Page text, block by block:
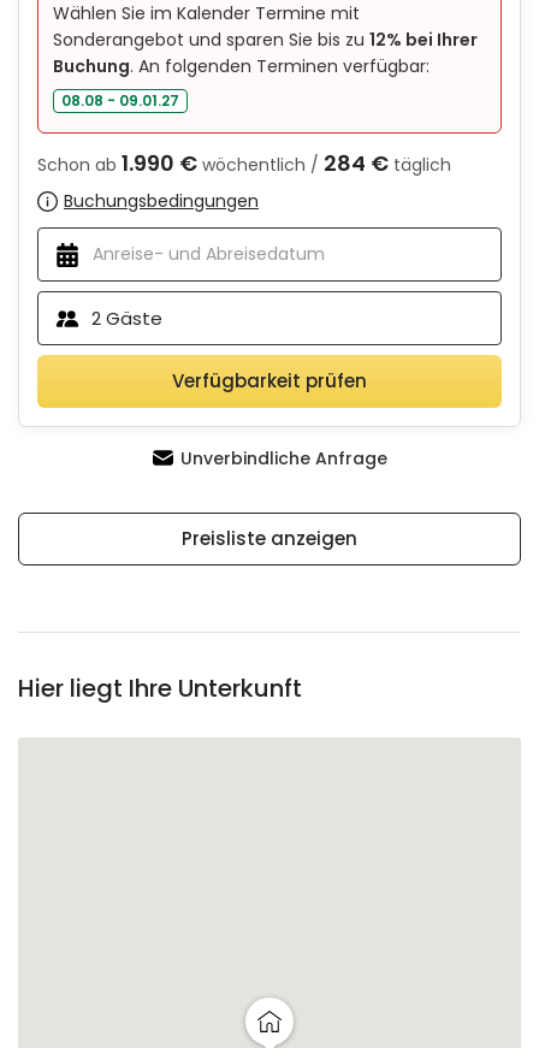
Wählen Sie im Kalender Termine mit
Sonderangebot und sparen Sie bis zu 12% bei Ihrer
Buchung. An folgenden Terminen verfügbar:
08.08 - 09.01.27
Schon ab 1.990 € wöchentlich / 284 € täglich
Buchungsbedingungen
2Gäste
Verfügbarkeit prüfen
Unverbindliche Anfrage
Preisliste anzeigen
Hier liegt Ihre Unterkunft